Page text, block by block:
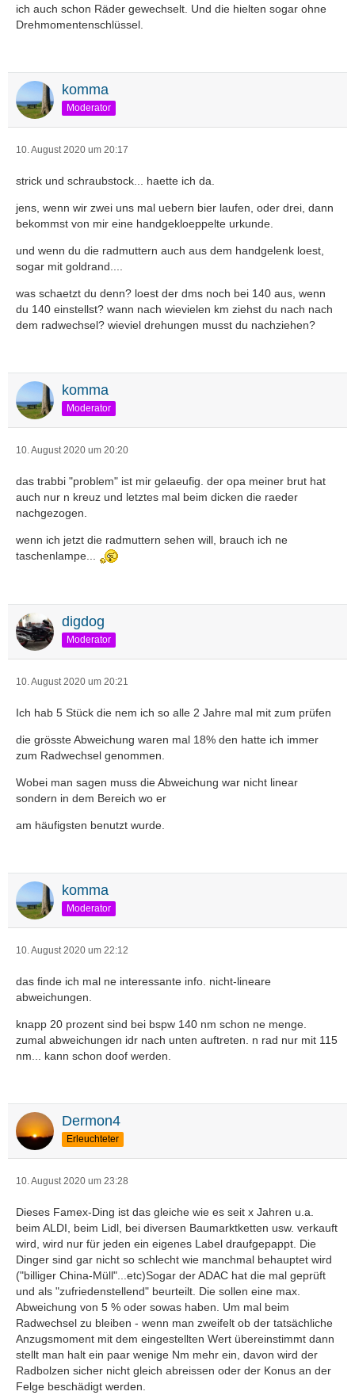
ich auch schon Räder gewechselt. Und die hielten sogar ohne
Drehmomentenschlüssel.
komma
Moderator
10. August 2020 um 20:17
strick und schraubstock... haette ich da.
jens, wenn wir zwei uns mal uebern bier laufen, oder drei, dann
bekommst von mir eine handgekloeppelte urkunde.
und wenn du die radmuttern auch aus dem handgelenk loest,
sogar mit goldrand....
was schaetzt du denn? loest der dms noch bei 140 aus, wenn
du 140 einstellst? wann nach wievielen km ziehst du nach nach
dem radwechsel? wieviel drehungen musst du nachziehen?
komma
Moderator
10. August 2020 um 20:20
das trabbi "problem" ist mir gelaeufig. der opa meiner brut hat
auch nur n kreuz und letztes mal beim dicken die raeder
nachgezogen.
wenn ich jetzt die radmuttern sehen will, brauch ich ne
taschenlampe...
digdog
Moderator
10. August 2020 um 20:21
Ich hab 5 Stück die nem ich so alle 2 Jahre mal mit zum prüfen
die grösste Abweichung waren mal 18% den hatte ich immer
zum Radwechsel genommen.
Wobei man sagen muss die Abweichung war nicht linear
sondern in dem Bereich wo er
am häufigsten benutzt wurde.
komma
Moderator
10. August 2020 um 22:12
das finde ich mal ne interessante info. nicht-lineare
abweichungen.
knapp 20 prozent sind bei bspw 140 nm schon ne menge.
zumal abweichungen idr nach unten auftreten. n rad nur mit 115
nm... kann schon doof werden.
Dermon4
Erleuchteter
10. August 2020 um 23:28
Dieses Famex-Ding ist das gleiche wie es seit x Jahren u.a.
beim ALDI, beim Lidl, bei diversen Baumarktketten usw. verkauft
wird, wird nur für jeden ein eigenes Label draufgepappt. Die
Dinger sind gar nicht so schlecht wie manchmal behauptet wird
("billiger China-Müll"...etc)Sogar der ADAC hat die mal geprüft
und als "zufriedenstellend" beurteilt. Die sollen eine max.
Abweichung von 5 % oder sowas haben. Um mal beim
Radwechsel zu bleiben - wenn man zweifelt ob der tatsächliche
Anzugsmoment mit dem eingestellten Wert übereinstimmt dann
stellt man halt ein paar wenige Nm mehr ein, davon wird der
Radbolzen sicher nicht gleich abreissen oder der Konus an der
Felge beschädigt werden.